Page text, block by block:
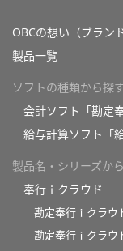
OBCの想い（ブラン
製品一覧
ソフトの種類から探
会計ソフト「勘定奉
給与計算ソフト「
製品名・シリーズか
奉行ｉクラウド
勘定奉行ｉクラウ
勘定奉行ｉクラウ